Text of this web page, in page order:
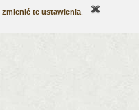
zmienić te ustawienia